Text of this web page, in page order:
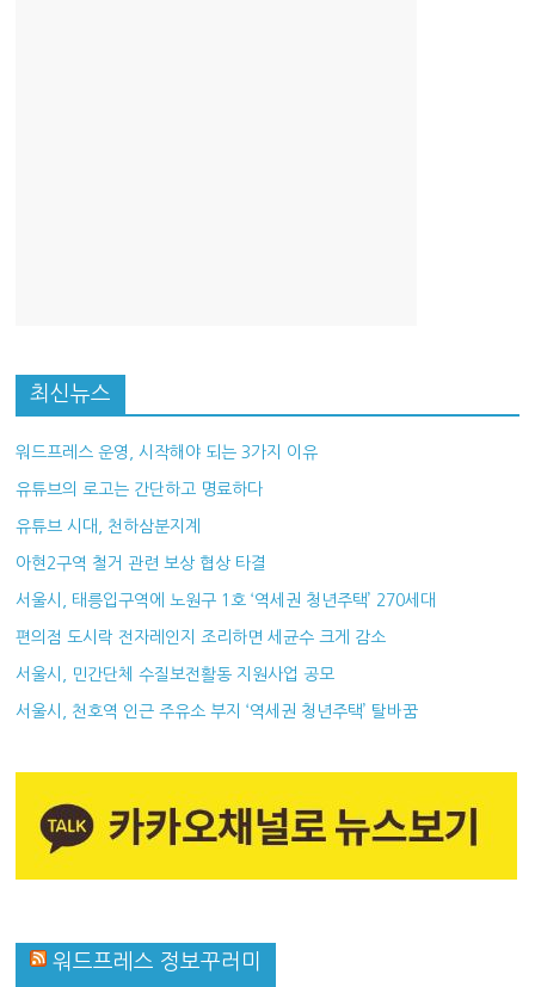
최신뉴스
워드프레스 운영, 시작해야 되는 3가지 이유
유튜브의 로고는 간단하고 명료하다
유튜브 시대, 천하삼분지계
아현2구역 철거 관련 보상 협상 타결
서울시, 태릉입구역에 노원구 1호 ‘역세권 청년주택’ 270세대
편의점 도시락 전자레인지 조리하면 세균수 크게 감소
서울시, 민간단체 수질보전활동 지원사업 공모
서울시, 천호역 인근 주유소 부지 ‘역세권 청년주택’ 탈바꿈
워드프레스 정보꾸러미